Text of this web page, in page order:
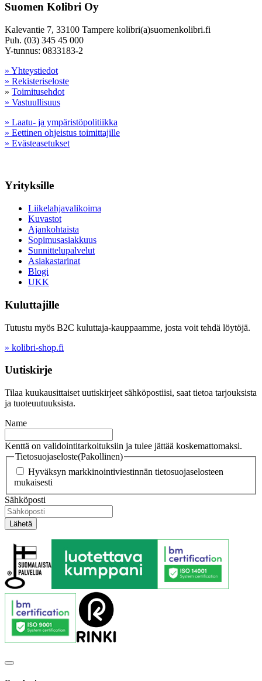
Suomen Kolibri Oy
Kalevantie 7, 33100 Tampere kolibri(a)suomenkolibri.fi
Puh. (03) 345 45 000
Y-tunnus: 0833183-2
» Yhteystiedot
» Rekisteriseloste
» Toimitusehdot
» Vastuullisuus
» Laatu- ja ympäristöpolitiikka
» Eettinen ohjeistus toimittajille
» Evästeasetukset
Yrityksille
Liikelahjavalikoima
Kuvastot
Ajankohtaista
Sopimusasiakkuus
Sunnittelupalvelut
Asiakastarinat
Blogi
UKK
Kuluttajille
Tutustu myös B2C kuluttaja-kauppaamme, josta voit tehdä löytöjä.
» kolibri-shop.fi
Uutiskirje
Tilaa kuukausittaiset uutiskirjeet sähköpostiisi, saat tietoa tarjouksista
ja tuoteuutuuksista.
Name
Kenttä on validointitarkoituksiin ja tulee jättää koskemattomaksi.
Tietosuojaseloste(Pakollinen)
Hyväksyn markkinointiviestinnän tietosuojaselosteen
mukaisesti
Sähköposti